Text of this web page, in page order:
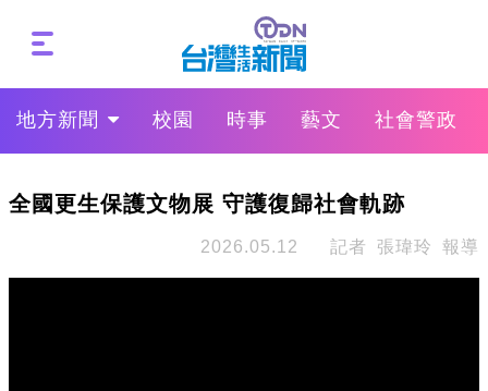
地方新聞 校園 時事 藝文 社會警政
全國更生保護文物展 守護復歸社會軌跡
2026.05.12 記者 張瑋玲 報導